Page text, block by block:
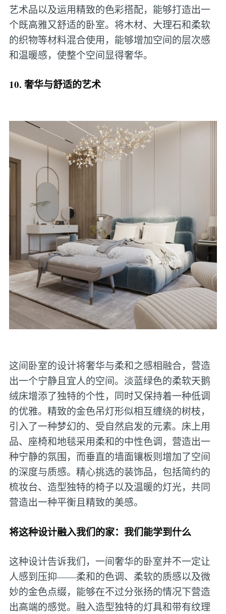
艺术品以及运用精致的色彩搭配，能够打造出一
个既高雅又舒适的卧室。将木材、大理石和柔软
的织物等材料混合使用，能够增加空间的层次感
和温暖感，使整个空间显得奢华。
10. 奢华与舒适的艺术
这间卧室的设计将奢华与柔和之感相融合，营造
出一个宁静且宜人的空间。淡蓝绿色的柔软天鹅
绒床增添了独特的个性，同时又保持着一种低调
的优雅。精致的金色吊灯形似相互缠绕的树枝，
引入了一种梦幻的、受自然启发的元素。床上用
品、座椅和地毯采用柔和的中性色调，营造出一
种宁静的氛围，而垂直的墙面镶板则增加了空间
的深度与质感。精心挑选的装饰品，包括简约的
梳妆台、造型独特的椅子以及温暖的灯光，共同
营造出一种平衡且精致的美感。
将这种设计融入我们的家：我们能学到什么
这种设计告诉我们，一间奢华的卧室并不一定让
人感到压抑——柔和的色调、柔软的质感以及微
妙的金色点缀，能够在不过分张扬的情况下营造
出高端的感觉。融入造型独特的灯具和带有纹理